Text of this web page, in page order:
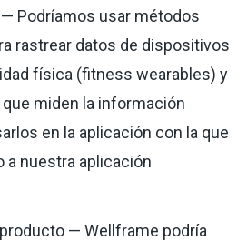
Podríamos usar métodos
rastrear datos de dispositivos
física (fitness wearables) y
miden la información
en la aplicación con la que
a nuestra aplicación
— Wellframe podría